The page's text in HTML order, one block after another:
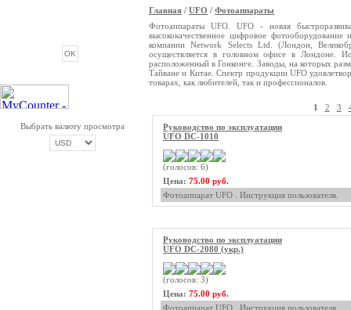
Выбрать валюту просмотра
Главная / UFO / Фотоаппараты
Фотоаппараты UFO. UFO - новая
высококачественное цифровое
компании Network Selects Ltd. (Лондон,
осуществляется в головном офисе в Лондоне.
расположенный в Гонконге. Заводы, на которых
Тайване и Китае. Спектр продукции UFO
товарах, как любителей, так и профессионалов.
1 2 3
Руководство по эксплуатации
UFO DC-1010
(голосов: 6)
Цена: 75.00 руб.
Фотоаппарат UFO . Инструкция пользователя.
Руководство по эксплуатации
UFO DC-2080 (укр.)
(голосов: 3)
Цена: 75.00 руб.
Фотоаппарат UFO . Инструкция пользователя.